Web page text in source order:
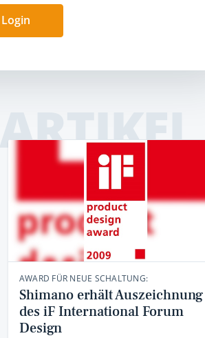
AWARD FÜR NEUE SCHALTUNG:
Shimano erhält Auszeichnung
des iF International Forum
Design